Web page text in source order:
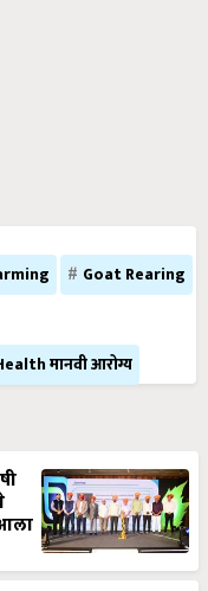
Goat Rearing
मानवी आरोग्य